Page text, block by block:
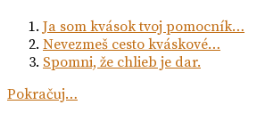
Ja som kvások tvoj pomocník…
Nevezmeš cesto kváskové…
Spomni, že chlieb je dar.
Pokračuj…